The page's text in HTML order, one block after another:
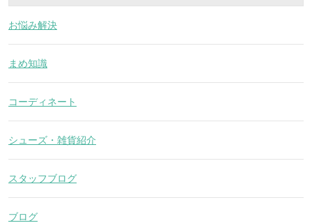
お悩み解決
まめ知識
コーディネート
シューズ・雑貨紹介
スタッフブログ
ブログ